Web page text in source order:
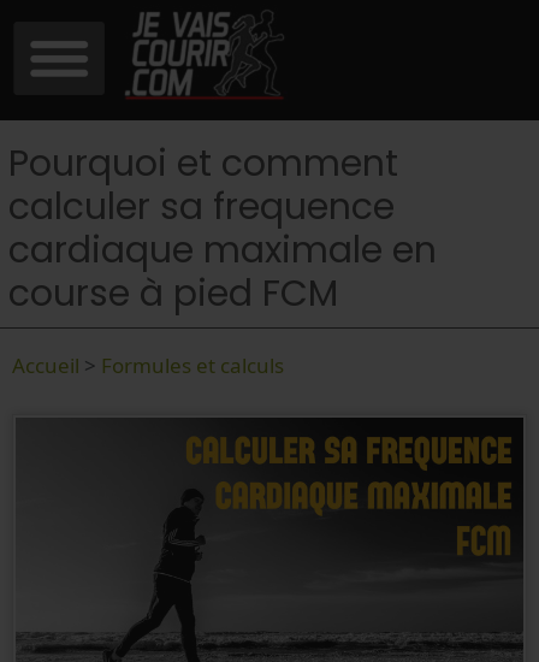
Pourquoi et comment
calculer sa frequence
cardiaque maximale en
course à pied FCM
Accueil > Formules et calculs